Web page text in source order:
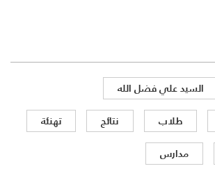
السيد علي فضل الله
طلاب نتائج
تهنئة
مدارس